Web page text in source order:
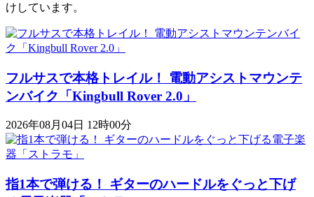
けしています。
フルサスで本格トレイル！ 電動アシストマウンテ
ンバイク「Kingbull Rover 2.0」
2026年08月04日 12時00分
指1本で弾ける！ ギターのハードルをぐっと下げ